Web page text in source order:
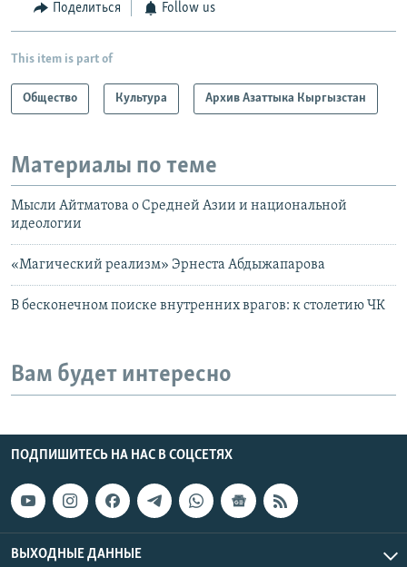
Поделиться Follow us
This item is part of
Общество Культура Архив Азаттыка Кыргызстан
Материалы по теме
Мысли Айтматова о Средней Азии и национальной
идеологии
«Магический реализм» Эрнеста Абдыжапарова
В бесконечном поиске внутренних врагов: к столетию ЧК
Вам будет интересно
ПОДПИШИТЕСЬ НА НАС В СОЦСЕТЯХ
ВЫХОДНЫЕ ДАННЫЕ